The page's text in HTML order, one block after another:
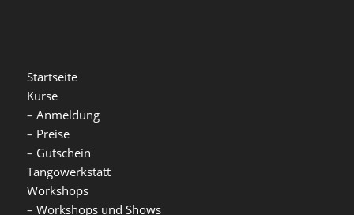
Startseite
Kurse
– Anmeldung
– Preise
– Gutschein
Tangowerkstatt
Workshops
– Workshops und Shows